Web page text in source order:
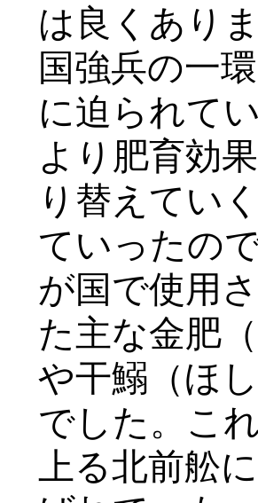
は良くあり
国強兵の一
に迫られて
より肥育効
り替えてい
ていったの
が国で使用
た主な金肥
や干鰯（ほ
でした。こ
上る北前舩